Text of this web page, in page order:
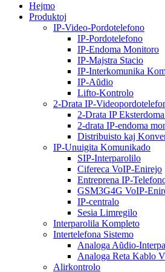
Hejmo
Produktoj
IP-Video-Pordotelefono
IP-Pordotelefono
IP-Endoma Monitoro
IP-Majstra Stacio
IP-Interkomunika
IP-Aŭdio
Lifto-Kontrolo
2-Drata IP-
2-Drata IP
2-drata IP-endoma
Distribuisto kaj
IP-Unuigita Komunikado
SIP-Interparolilo
Cifereca VoIP-Enirejo
Entreprena IP-
GSM3G4G VoIP-
IP-centralo
Sesia Limregilo
Interparolila Kompleto
Intertelefona Sistemo
Analoga Aŭdio-
Analoga Reta Kablo
Alirkontrolo